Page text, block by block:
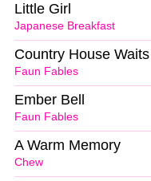
Japanese Breakfast
Little Girl
Faun Fables
Country House Waits
Faun Fables
Ember Bell
Chew
A Warm Memory